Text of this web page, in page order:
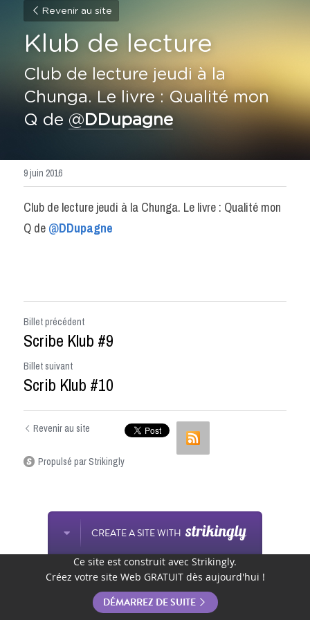
Revenir au site
Klub de lecture
Club de lecture jeudi à la
Chunga. Le livre : Qualité mon
Q de @DDupagne
9 juin 2016
Club de lecture jeudi à la Chunga. Le livre : Qualité mon
Q de @DDupagne
Billet précédent
Scribe Klub #9
Billet suivant
Scrib Klub #10
Revenir au site
Propulsé par Strikingly
CREATE A SITE WITH
Ce site est construit avec Strikingly.
Créez votre site Web GRATUIT dès aujourd'hui !
DÉMARREZ DE SUITE